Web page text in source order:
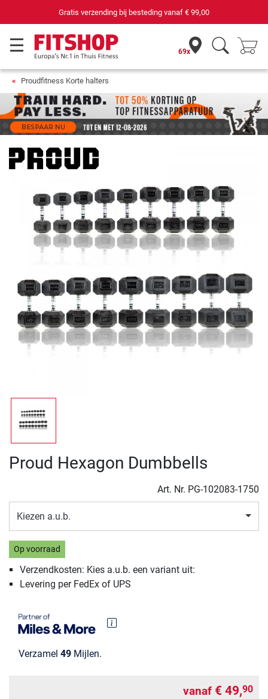
Gratis verzending bij besteding vanaf€ 99,00
69x
Proudfitness Korte halters
Proud Hexagon Dumbbells
Art. Nr. PG-102083-1750
Kiezen a.u.b.
Op voorraad
Verzendkosten: Kies a.u.b. een variant uit:
Levering per FedEx of UPS
Verzamel 49 Mijlen.
vanaf € 49,90